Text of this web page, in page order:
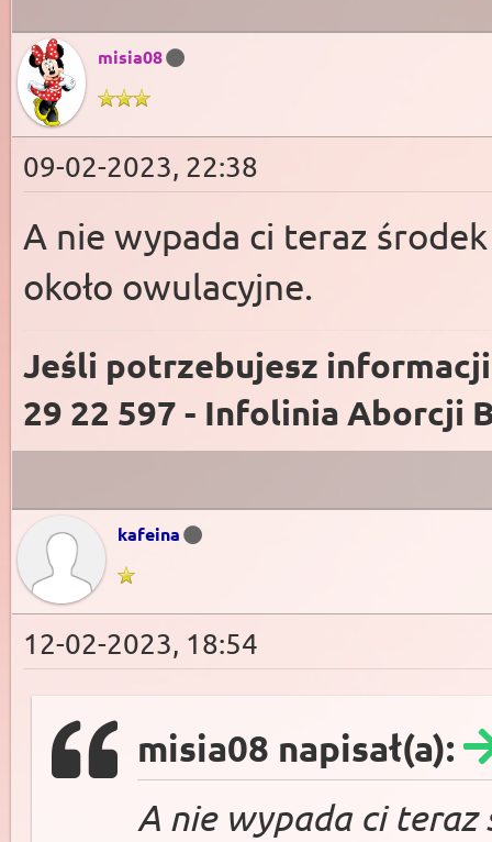
misia08
09-02-2023, 22:38
A nie wypada ci teraz
około owulacyjne.
Jeśli potrzebujesz
29 22 597 - Infolinia Aborcji
kafeina
12-02-2023, 18:54
misia08 napisał(a):
A nie wypada ci teraz